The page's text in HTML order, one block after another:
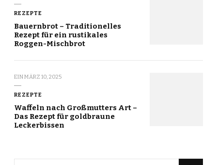
REZEPTE
Bauernbrot – Traditionelles
Rezept für ein rustikales
Roggen-Mischbrot
EINMÄRZ 10, 2025
REZEPTE
Waffeln nach Großmutters Art –
Das Rezept für goldbraune
Leckerbissen